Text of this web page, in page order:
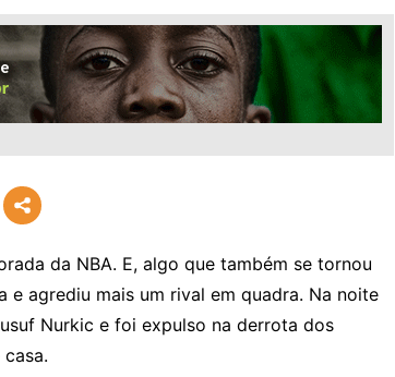
da NBA. E, algo que também se tornou
agrediu mais um rival em quadra. Na noite
Nurkic e foi expulso na derrota dos